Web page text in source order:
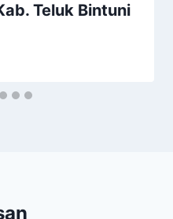
Teluk Bintuni